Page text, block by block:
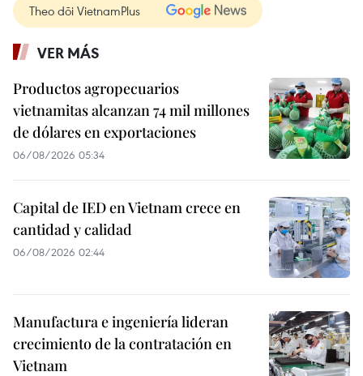
Theo dõi VietnamPlus
VER MÁS
Productos agropecuarios
vietnamitas alcanzan 74 mil millones
de dólares en exportaciones
06/08/2026 05:34
Capital de IED en Vietnam crece en
cantidad y calidad
06/08/2026 02:44
Manufactura e ingeniería lideran
crecimiento de la contratación en
Vietnam